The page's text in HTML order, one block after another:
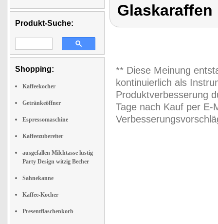
Produkt-Suche:
Shopping:
Kaffeekocher
Getränkeöffner
Espressomaschine
Kaffeezubereiter
ausgefallen Milchtasse lustig
Party Design witzig Becher
Sahnekanne
Kaffee-Kocher
Presentflaschenkorb
Glaskaraffen
** Diese Meinung
kontinuierlich als
Produktverbesserung
Tage nach Kauf per E-